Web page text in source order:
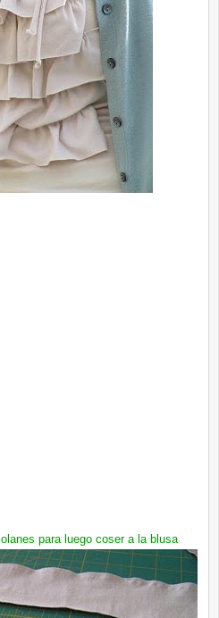
olanes para luego coser a la blusa